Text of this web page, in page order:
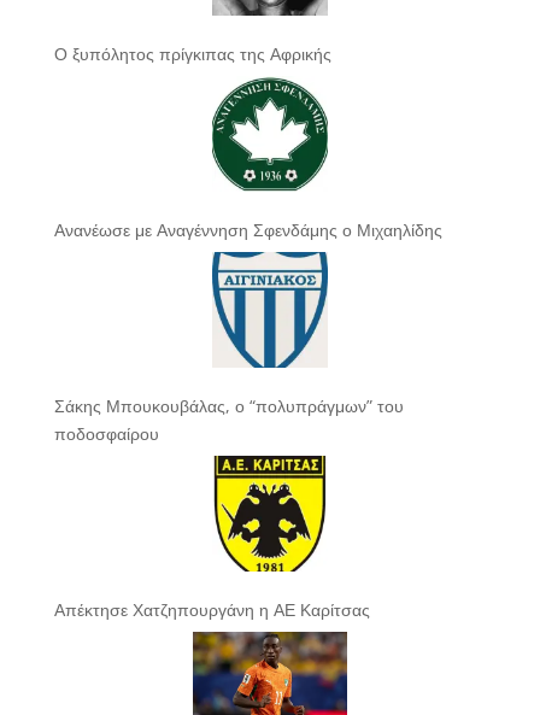
Ο ξυπόλητος πρίγκιπας της Αφρικής
Ανανέωσε με Αναγέννηση Σφενδάμης ο Μιχαηλίδης
Σάκης Μπουκουβάλας, ο “πολυπράγμων” του
ποδοσφαίρου
Απέκτησε Χατζηπουργάνη η ΑΕ Καρίτσας